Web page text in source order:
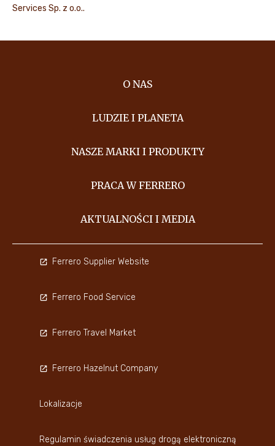
Services Sp. z o.o..
O NAS
LUDZIE I PLANETA
NASZE MARKI I PRODUKTY
PRACA W FERRERO
AKTUALNOŚCI I MEDIA
Ferrero Supplier Website
Ferrero Food Service
Ferrero Travel Market
Ferrero Hazelnut Company
Lokalizacje
Regulamin świadczenia usług drogą elektroniczną